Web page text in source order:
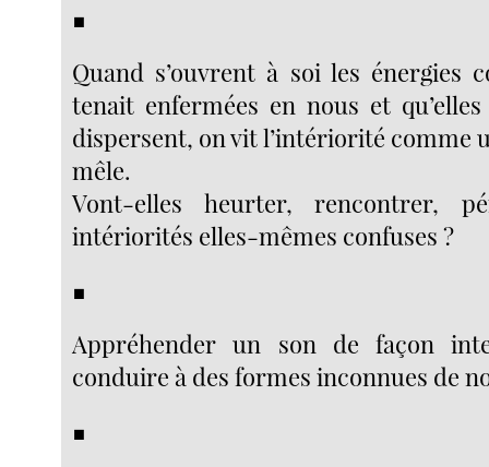
■
Quand s’ouvrent à soi les énergies
tenait enfermées en nous et qu’elles
dispersent, on vit l’intériorité comme
mêle.
Vont-elles heurter, rencontrer,
intériorités elles-mêmes confuses ?
■
Appréhender un son de façon
conduire à des formes inconnues de
■